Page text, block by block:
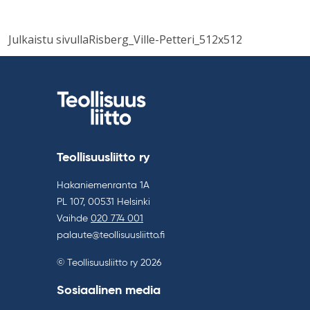
Artikkelien
Julkaistu sivullaRisberg_Ville-Petteri_512x512
Teollisuusliitto ry
Hakaniemenranta 1A
PL 107, 00531 Helsinki
Vaihde 020 774 001
palaute@teollisuusliitto.fi
© Teollisuusliitto ry 2026
Sosiaalinen media